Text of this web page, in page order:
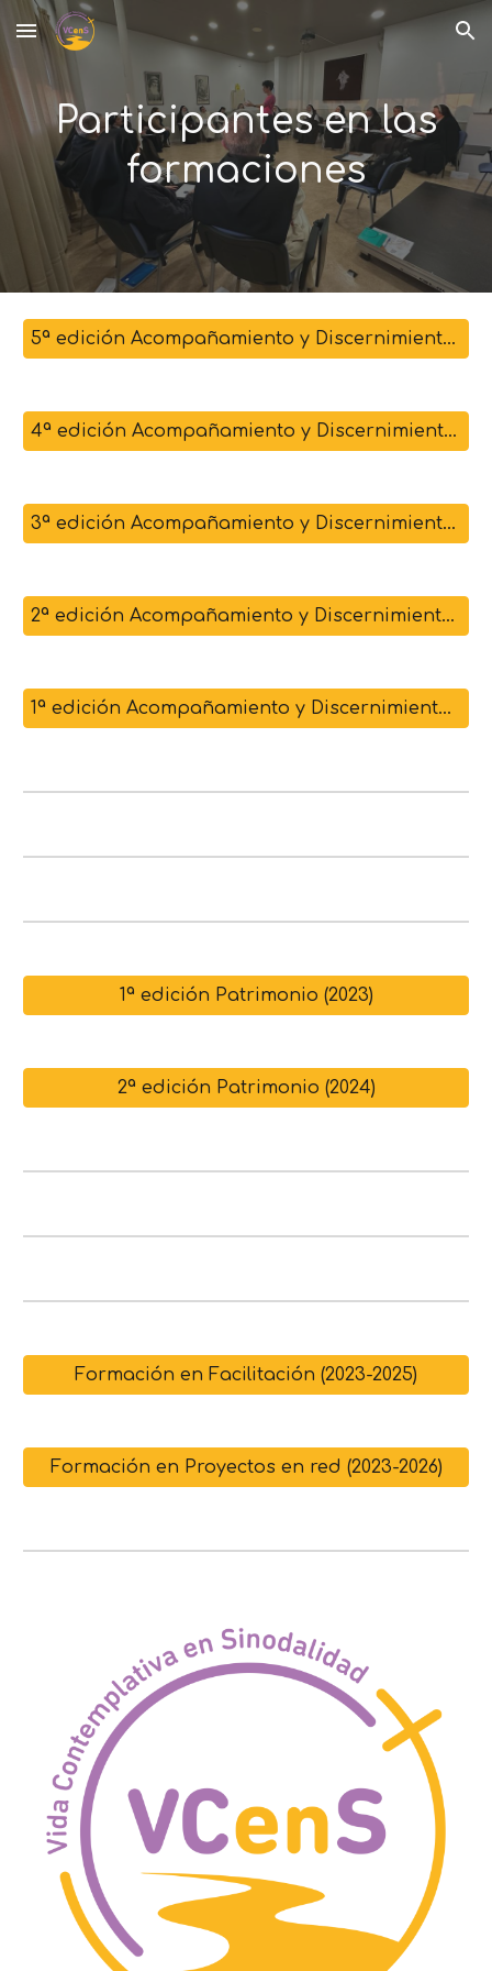
Skip to main content Skip to navigation
Participantes en las
formaciones
5ª edición Acompañamiento y Discernimiento (2025)
4ª edición Acompañamiento y Discernimiento (2024)
3ª edición Acompañamiento y Discernimiento (2024)
2ª edición Acompañamiento y Discernimiento (2023)
1ª edición Acompañamiento y Discernimiento (2023)
1ª edición Patrimonio (2023)
2ª edición Patrimonio (2024)
Formación en Facilitación (2023-2025)
Formación en Proyectos en red (2023-2026)